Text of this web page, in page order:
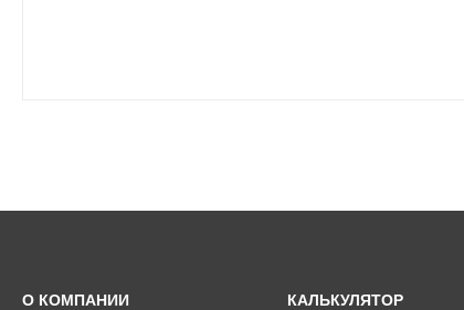
О КОМПАНИИ КАЛЬКУЛЯТОР